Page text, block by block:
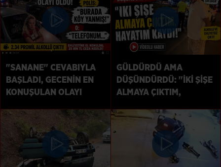
"SANANE" CEVABIYLA
BAŞLADI, GECENİN EN
KONUŞULAN OLAYI
GÜLDÜRDÜ AMA
DÜŞÜNDÜRDÜ: "İKİ ŞİŞE
ALMAYA ÇIKTIM,